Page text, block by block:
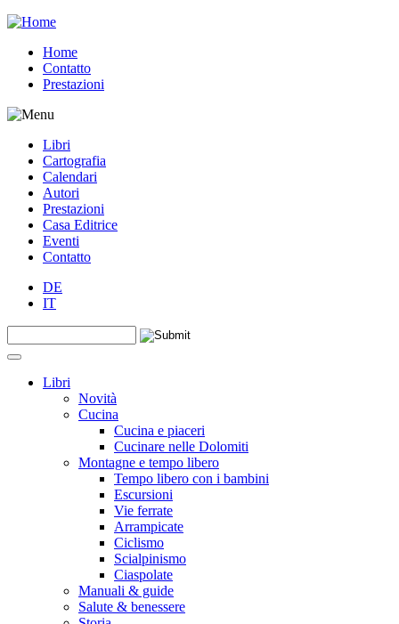
Jump to navigation
Home
Contatto
Prestazioni
Libri
Cartografia
Calendari
Autori
Prestazioni
Casa Editrice
Eventi
Contatto
DE
IT
Form di ricerca
Libri
Novità
Cucina
Cucina e piaceri
Cucinare nelle Dolomiti
Montagne e tempo libero
Tempo libero con i bambini
Escursioni
Vie ferrate
Arrampicate
Ciclismo
Scialpinismo
Ciaspolate
Manuali & guide
Salute & benessere